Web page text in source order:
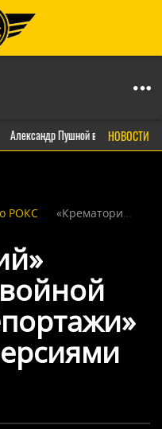
НОВОСТИ
Александр Пушной выпустил
РОКС «Крематорий» выпустил двойной альбом «Репортажи» с новыми версиями хитов